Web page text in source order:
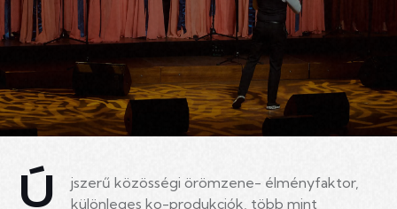
Ú
jszerű közösségi örömzene- élményfaktor,
különleges ko-produkciók, több mint